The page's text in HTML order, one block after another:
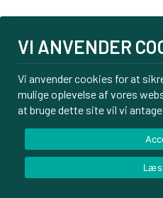
PBS tilmelding
Om os
Kontakt
Handelsbetingelser
© Danfoods ApS – CVR
VI ANVENDER
Vi anvender cookies for at
mulige oplevelse af vores
at bruge dette site vil vi
Læs